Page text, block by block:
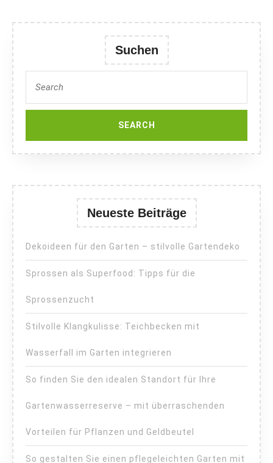
Suchen
for:
Neueste Beiträge
Dekoideen für den Garten – stilvolle Gartendeko
Sprossen als Superfood: Tipps für die
Sprossenzucht
Stilvolle Klangkulisse: Teichbecken mit
Wasserfall im Garten integrieren
So finden Sie den idealen Standort für Ihre
Gartenwasserreserve – mit überraschenden
Vorteilen für Pflanzen und Geldbeutel
So gestalten Sie einen pflegeleichten Garten mit